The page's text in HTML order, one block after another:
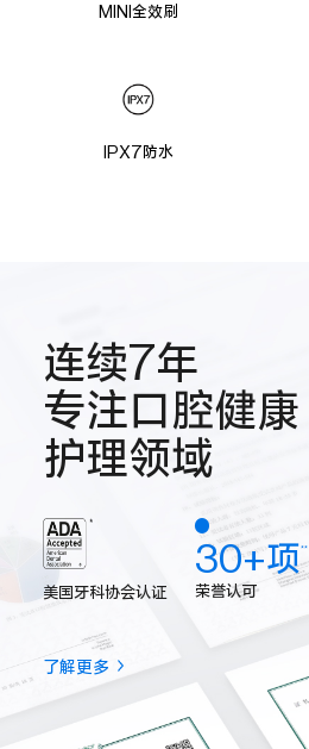
MINI全效刷
IPX7防水
连续7年
专注口腔健康
护理领域
美国牙科协会认证
30+项**
荣誉认可
了解更多